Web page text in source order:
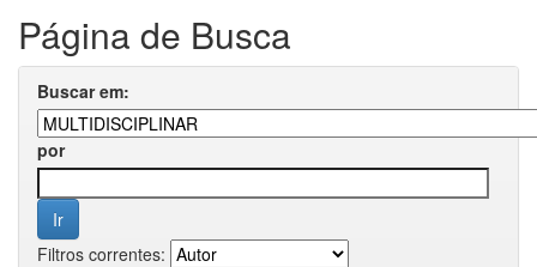
Página de Busca
Buscar em:
por
Filtros correntes: